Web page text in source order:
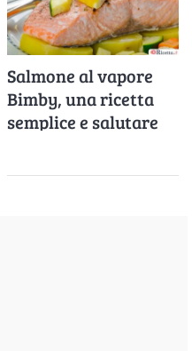
Salmone al vapore
Bimby, una ricetta
semplice e salutare